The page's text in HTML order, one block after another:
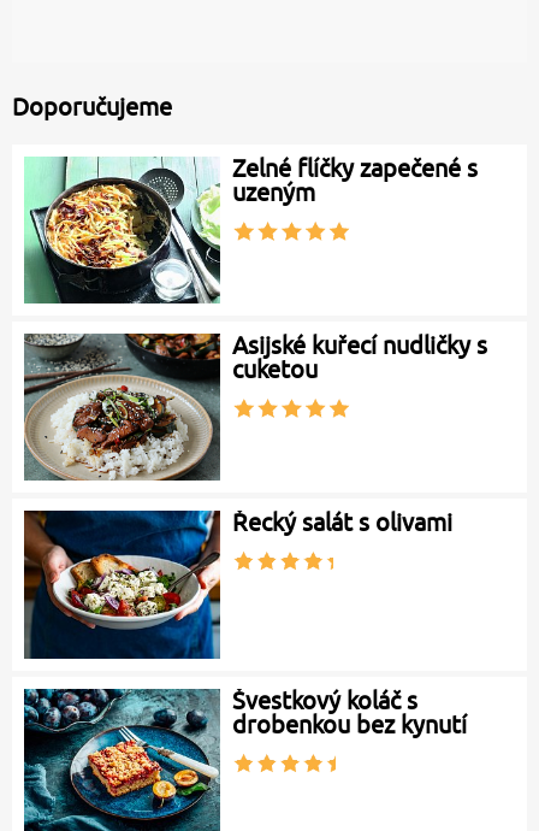
Doporučujeme
Zelné flíčky zapečené s
uzeným
Asijské kuřecí nudličky s
cuketou
Řecký salát s olivami
Švestkový koláč s
drobenkou bez kynutí